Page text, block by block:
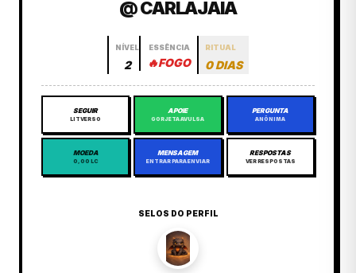
@ CARLAJAIA
NÍVEL
2
ESSÊNCIA
🔥FOGO
RITUAL
0 DIAS
SEGUIR
LITVERSO
APOIE
GORJETA AVULSA
PERGUNTA
ANÔNIMA
MOEDA
0,00 LC
MENSAGEM
ENTRAR PARA ENVIAR
RESPOSTAS
VER RESPOSTAS
SELOS DO PERFIL